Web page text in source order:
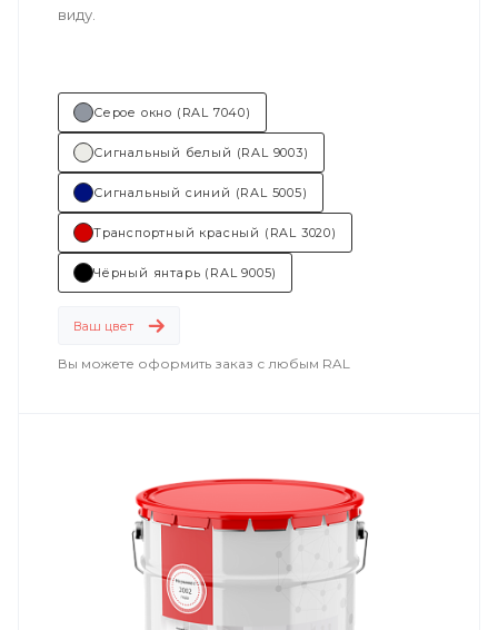
виду.
Состав (тип связующего):
(полиуретановая).
Основные отрасли применения:
объекты железнодорожного транспорта
машиностроение
Серое окно (RAL 7040)
Сигнальный белый (RAL 9003)
Сигнальный синий (RAL 5005)
Транспортный красный (RAL 3020)
Чёрный янтарь (RAL 9005)
Ваш цвет
Вы можете оформить заказ с любым RAL